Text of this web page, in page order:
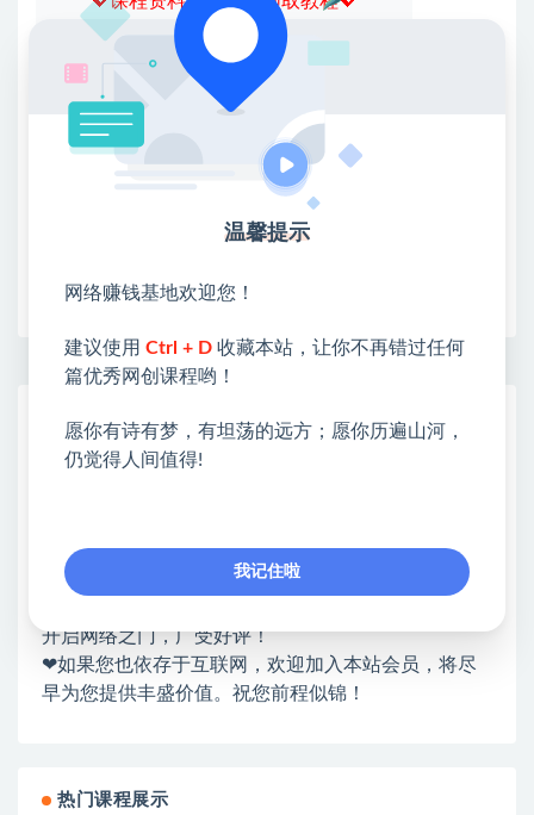
①：点击右上角【 】三个点
②：选择【在浏览器打开】
③：点击右上方【登录】领取
限时活动：注册新用户赠送VIP
收藏 海报 链接
网赚基地简介
站长微信：无
❤能助您：找项目 + 低成本创业 + 减少信息差 + 见识
各种项目 + 提升网创认知。
开启网络之门，广受好评！
❤如果您也依存于互联网，欢迎加入本站会员，将尽
早为您提供丰盛价值。祝您前程似锦！
热门课程展示
温馨提示
网络赚钱基地欢迎您！
建议使用 Ctrl + D 收藏本站，让你不再错过任何
篇优秀网创课程哟！
愿你有诗有梦，有坦荡的远方；愿你历遍山河，
仍觉得人间值得!
我记住啦